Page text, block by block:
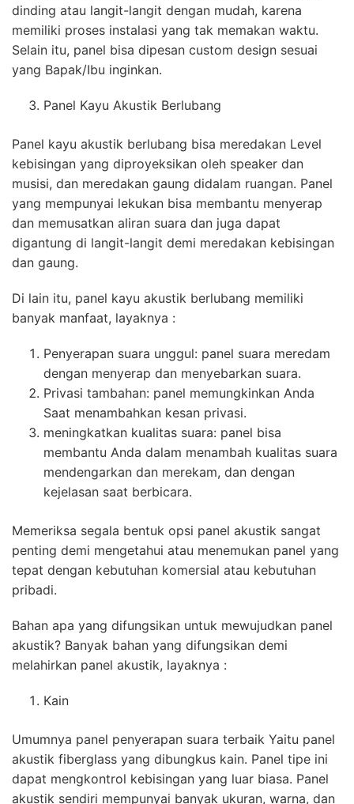
dinding atau langit-langit dengan mudah, karena
memiliki proses instalasi yang tak memakan waktu.
Selain itu, panel bisa dipesan custom design sesuai
yang Bapak/Ibu inginkan.
Panel Kayu Akustik Berlubang
Panel kayu akustik berlubang bisa meredakan Level
kebisingan yang diproyeksikan oleh speaker dan
musisi, dan meredakan gaung didalam ruangan. Panel
yang mempunyai lekukan bisa membantu menyerap
dan memusatkan aliran suara dan juga dapat
digantung di langit-langit demi meredakan kebisingan
dan gaung.
Di lain itu, panel kayu akustik berlubang memiliki
banyak manfaat, layaknya :
Penyerapan suara unggul: panel suara meredam
dengan menyerap dan menyebarkan suara.
Privasi tambahan: panel memungkinkan Anda
Saat menambahkan kesan privasi.
meningkatkan kualitas suara: panel bisa
membantu Anda dalam menambah kualitas suara
mendengarkan dan merekam, dan dengan
kejelasan saat berbicara.
Memeriksa segala bentuk opsi panel akustik sangat
penting demi mengetahui atau menemukan panel yang
tepat dengan kebutuhan komersial atau kebutuhan
pribadi.
Bahan apa yang difungsikan untuk mewujudkan panel
akustik? Banyak bahan yang difungsikan demi
melahirkan panel akustik, layaknya :
Kain
Umumnya panel penyerapan suara terbaik Yaitu panel
akustik fiberglass yang dibungkus kain. Panel tipe ini
dapat mengkontrol kebisingan yang luar biasa. Panel
akustik sendiri mempunyai banyak ukuran, warna, dan